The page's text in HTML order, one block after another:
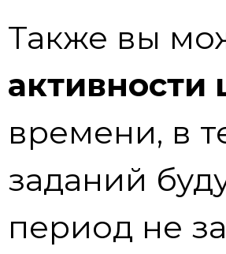
Также вы
времени, в
заданий
период не